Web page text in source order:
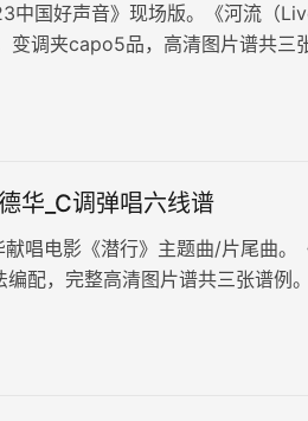
国好声音》现场版。《河流（
变调夹capo5品，高清图片谱共三
华_C调弹唱六线谱
唱电影《潜行》主题曲/片尾曲。
配，完整高清图片谱共三张谱例